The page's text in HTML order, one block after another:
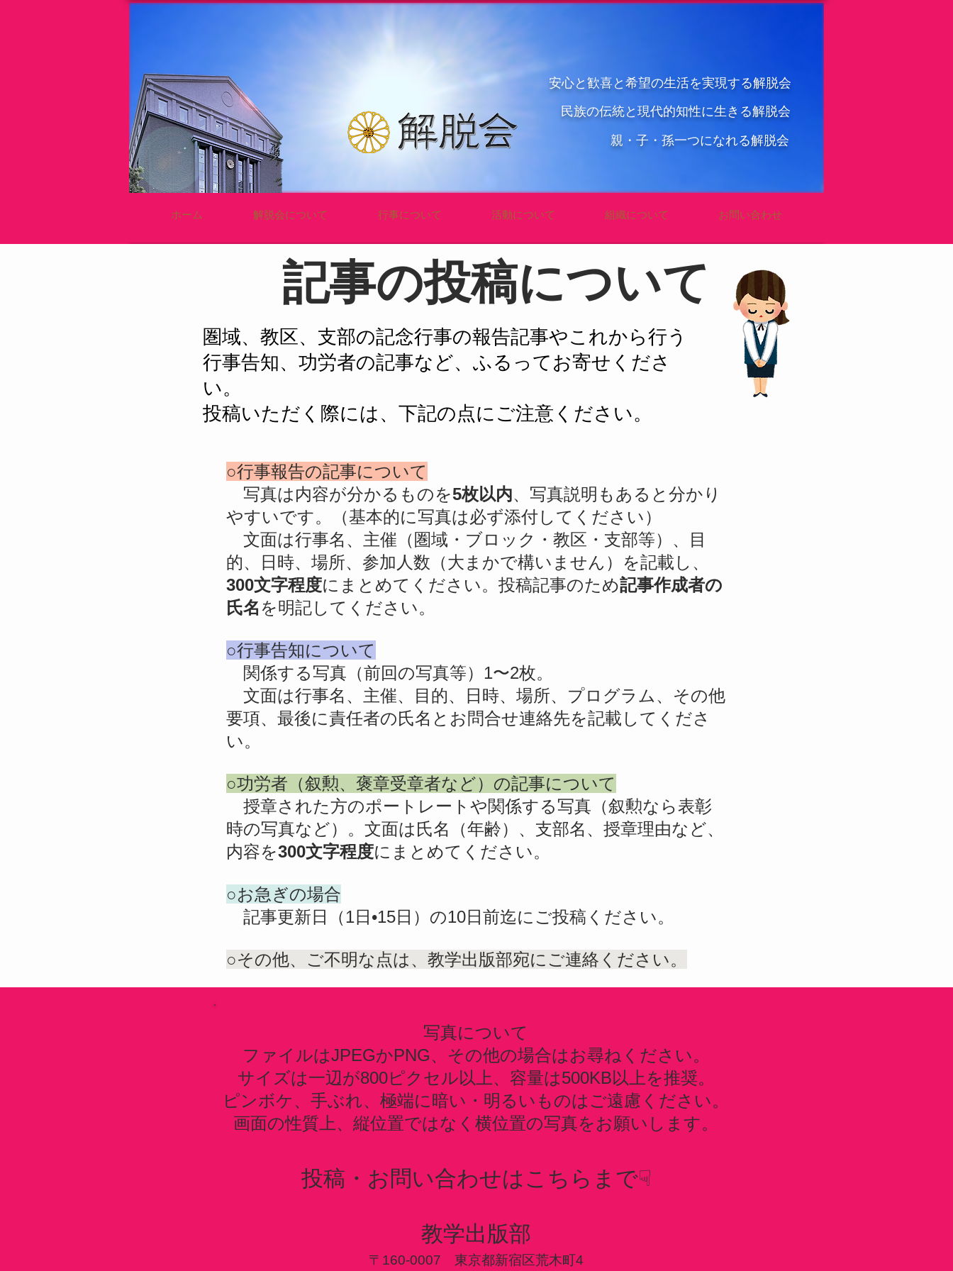
安心と歓喜と希望の生活を実現する解脱会
民族の伝統と現代的知性に生きる解脱会
親・子・孫一つになれる解脱会
ホーム 解脱会について 行事について 活動について 組織について お問い合わせ
記事の投稿について
圏域、教区、支部の記念行事の報告記事やこれから行う
行事告知、功労者の記事など、ふるってお寄せくださ
い。
投稿いただく際には、下記の点にご注意ください。
​○行事報告の記事について
写真は内容が分かるものを5枚以内、写真説明もあると分かり
やすいです。（基本的に写真は必ず添付してください）
文面は行事名、主催（圏域・ブロック・教区・支部等）、目
的、日時、場所、参加人数（大まかで構いません）を記載し、
300文字程度にまとめてください。投稿記事のため記事作成者の
氏名を明記してください。
○行事告知について
関係する写真（前回の写真等）1〜2枚。
文面は行事名、主催、目的、日時、場所、プログラム、その他
要項、最後に責任者の氏名とお問合せ連絡先を記載してくださ
い。
○功労者（叙勲、褒章受章者など）の記事について
​ 授章された方のポートレートや関係する写真（叙勲なら表彰
時の写真など）。文面は氏名（年齢）、支部名、授章理由など、
内容を300文字程度にまとめてください。
○お急ぎの場合
記事更新日（1日•15日）の10日前迄にご投稿ください。
​○その他、ご不明な点は、教学出版部宛にご連絡ください。
写真について
ファイルはJPEGかPNG、その他の場合はお尋ねください。
サイズは一辺が800ピクセル以上、容量は500KB以上を推奨。
ピンボケ、手ぶれ、極端に暗い・明るいものはご遠慮ください。
画面の性質上、縦位置ではなく横位置の写真をお願いします。
投稿・お問い合わせはこちらまで☟
教学出版部
〒160-0007 東京都新宿区荒木町4